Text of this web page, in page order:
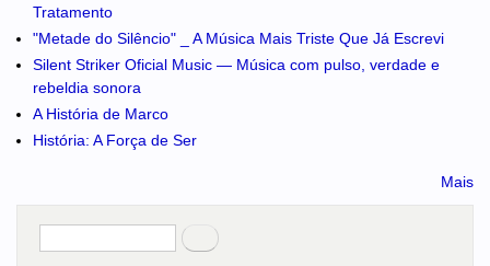
Tratamento
"Metade do Silêncio" _ A Música Mais Triste Que Já Escrevi
Silent Striker Oficial Music — Música com pulso, verdade e
rebeldia sonora
A História de Marco
História: A Força de Ser
Mais
Pesquisar
no portal